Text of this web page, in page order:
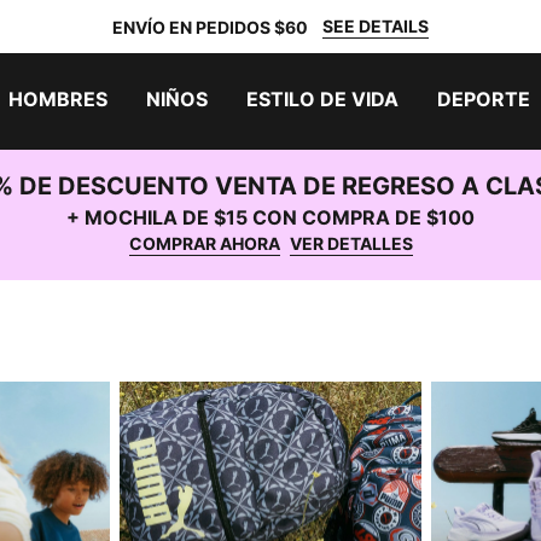
ENVÍO EN PEDIDOS $60 SEE DETAILS
HOMBRES NIÑOS ESTILO DE VIDA DEPORTE
DE DESCUENTO VENTA DE REGRESO A
+ MOCHILA DE $15 CON COMPRA DE $100
COMPRAR AHORA VER DETALLES
MOCHILAS